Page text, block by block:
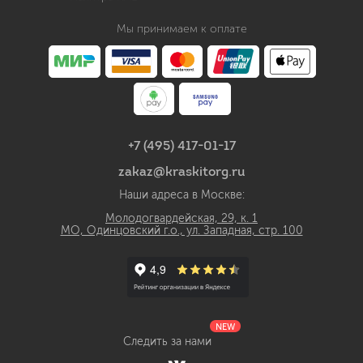
Мы принимаем к оплате
+7 (495) 417-01-17
zakaz@kraskitorg.ru
Наши адреса в Москве:
Молодогвардейская, 29, к. 1
МО, Одинцовский г.о., ул. Западная, стр. 100
Следить за нами
NEW